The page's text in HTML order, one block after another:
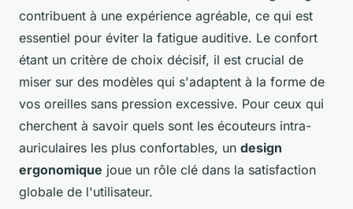
contribuent à une expérience agréable, ce qui est
essentiel pour éviter la fatigue auditive. Le confort
étant un critère de choix décisif, il est crucial de
miser sur des modèles qui s'adaptent à la forme de
vos oreilles sans pression excessive. Pour ceux qui
cherchent à savoir quels sont les écouteurs intra-
auriculaires les plus confortables, un design
ergonomique joue un rôle clé dans la satisfaction
globale de l'utilisateur.